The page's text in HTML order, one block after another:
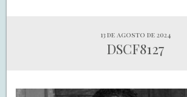
13 de agosto de 2024
DSCF8127